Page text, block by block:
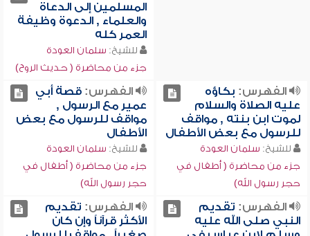
المسلمين إلى الدعاة
والعلماء , الدعوة وظيفة
العمر كله
للشيخ: سلمان العودة
جزء من محاضرة ( حديث الروح)
الفهرس: بكاؤه
عليه الصلاة والسلام
لموت ابن بنته , مواقف
للرسول مع بعض الأطفال
للشيخ: سلمان العودة
جزء من محاضرة ( أطفال في
حجر رسول الله)
الفهرس:قصة أبي
عمير مع الرسول ,
مواقف للرسول مع بعض
الأطفال
للشيخ: سلمان العودة
جزء من محاضرة ( أطفال في
حجر رسول الله)
الفهرس: تقديم
النبي صلى الله عليه
الفهرس: تقديم
الأكثر قرآناً وإن كان